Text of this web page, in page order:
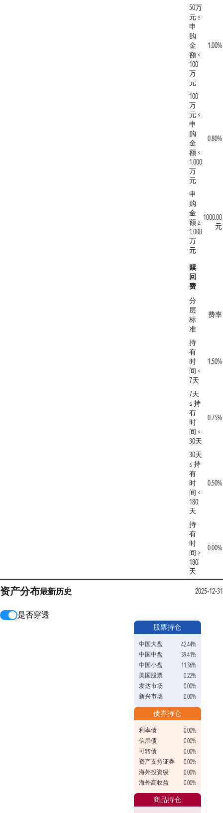
50万
元 ≤
申
购
金
额 <
100
万
元
1.00%
100
万
元 ≤
申
购
金
额 <
1,000
万
元
0.80%
申
购
金
额 ≥
1,000
万
元
1000.00
元
赎
回
费
分
层
标
准
费率
持
有
时
间 <
7天
1.50%
7天
≤ 持
有
时
间 <
30天
0.75%
30天
≤ 持
有
时
间 <
180
天
0.50%
持
有
时
间 ≥
180
天
0.00%
资产分布最新历史 2025-12-31
是否穿透
股票持仓
中国大盘
42.44%
中国中盘
39.41%
中国小盘
11.36%
美国股票
0.22%
发达市场
0.00%
新兴市场
0.00%
债券持仓
利率债
0.00%
信用债
0.00%
可转债
0.00%
资产支持证券
0.00%
海外投资级
0.00%
海外高收益
0.00%
商品持仓